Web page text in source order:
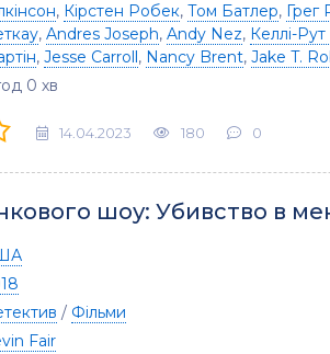
, Кірстен Робек, Том Батлер, Грег
, Andres Joseph, Andy Nez, Келлі-
, Jesse Carroll, Nancy Brent, Jake T.
0 хв
14.04.2023 180 0
шоу: Убивство в
/ Фільми
Fair